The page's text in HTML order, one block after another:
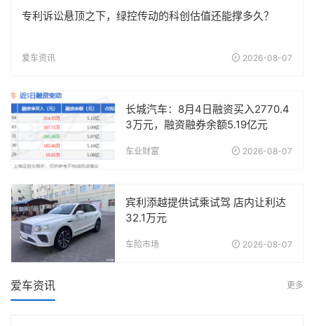
专利诉讼悬顶之下，绿控传动的科创估值还能撑多久？
爱车资讯 2026-08-07
长城汽车：8月4日融资买入2770.4
3万元，融资融券余额5.19亿元
车业财富 2026-08-07
宾利添越提供试乘试驾 店内让利达
32.1万元
车险市场 2026-08-07
爱车资讯 更多